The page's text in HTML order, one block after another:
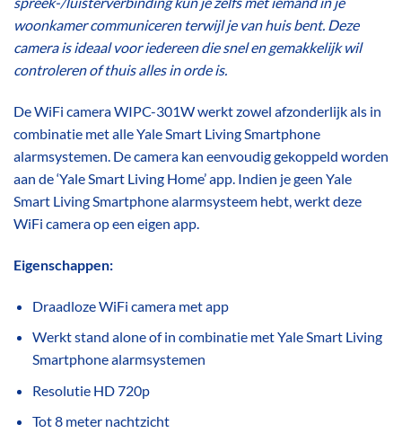
woonkamer communiceren terwijl je van huis bent. Deze
camera is ideaal voor iedereen die snel en gemakkelijk wil
controleren of thuis alles in orde is.
De WiFi camera WIPC-301W werkt zowel afzonderlijk als in
combinatie met alle Yale Smart Living Smartphone
alarmsystemen. De camera kan eenvoudig gekoppeld worden
aan de ‘Yale Smart Living Home’ app. Indien je geen Yale
Smart Living Smartphone alarmsysteem hebt, werkt deze
WiFi camera op een eigen app.
Eigenschappen:
Draadloze WiFi camera met app
Werkt stand alone of in combinatie met Yale Smart Living
Smartphone alarmsystemen
Resolutie HD 720p
Tot 8 meter nachtzicht